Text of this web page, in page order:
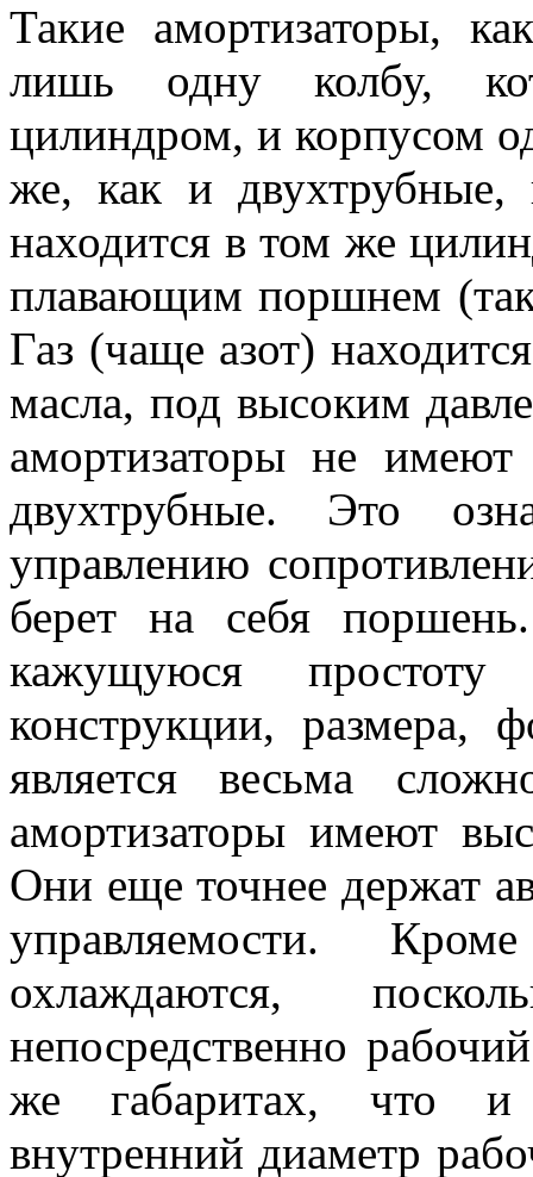
Такие амортизаторы,
лишь одну колбу,
цилиндром, и корпусом
же, как и двухтрубные,
находится в том же
плавающим поршнем
Газ (чаще азот)
масла, под высоким
амортизаторы не
двухтрубные. Это
управлению
берет на себя
кажущуюся
конструкции, размера,
является весьма
амортизаторы имеют
Они еще точнее держат
управляемости.
охлаждаются,
непосредственно
же габаритах, что и
внутренний диаметр